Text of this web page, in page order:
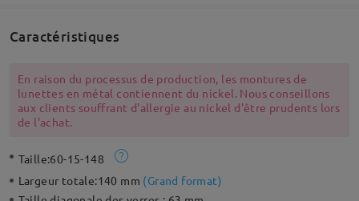
Caractéristiques
En raison du processus de production, les montures de
lunettes en métal contiennent du nickel. Nous conseillons
aux clients souffrant d'allergie au nickel d'être prudents lors
de l'achat.
Taille:60-15-148
Largeur totale:140 mm (Grand format)